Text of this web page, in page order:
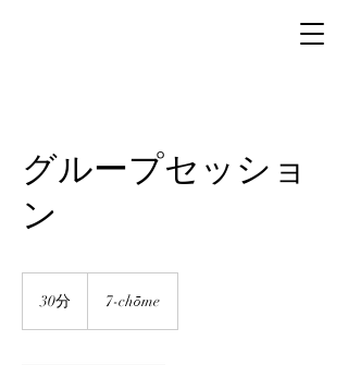
グループセッショ
ン
30分 7-chōme